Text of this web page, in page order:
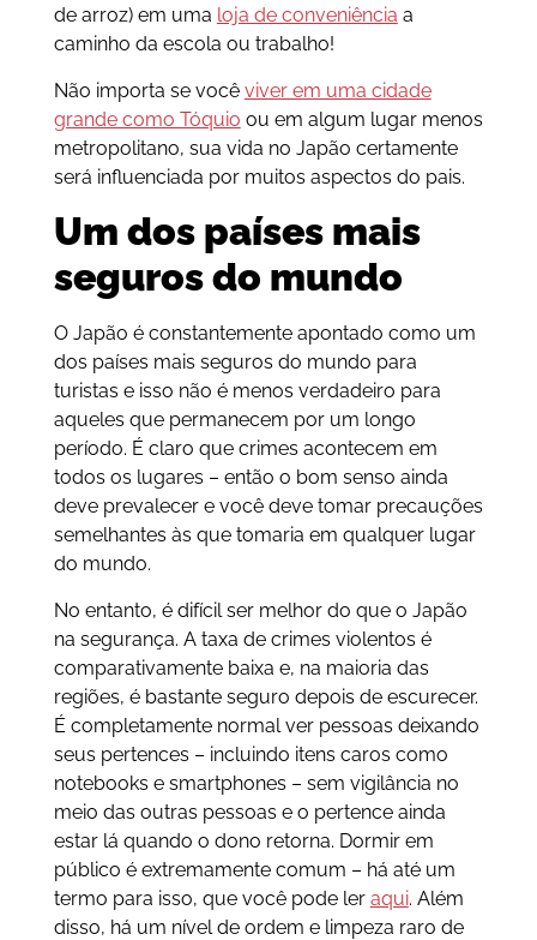
de arroz) em uma loja de conveniência a
caminho da escola ou trabalho!
Não importa se você viver em uma cidade
grande como Tóquio ou em algum lugar menos
metropolitano, sua vida no Japão certamente
será influenciada por muitos aspectos do pais.
Um dos países mais
seguros do mundo
O Japão é constantemente apontado como um
dos países mais seguros do mundo para
turistas e isso não é menos verdadeiro para
aqueles que permanecem por um longo
período. É claro que crimes acontecem em
todos os lugares – então o bom senso ainda
deve prevalecer e você deve tomar precauções
semelhantes às que tomaria em qualquer lugar
do mundo.
No entanto, é difícil ser melhor do que o Japão
na segurança. A taxa de crimes violentos é
comparativamente baixa e, na maioria das
regiões, é bastante seguro depois de escurecer.
É completamente normal ver pessoas deixando
seus pertences – incluindo itens caros como
notebooks e smartphones – sem vigilância no
meio das outras pessoas e o pertence ainda
estar lá quando o dono retorna. Dormir em
público é extremamente comum – há até um
termo para isso, que você pode ler aqui. Além
disso, há um nível de ordem e limpeza raro de